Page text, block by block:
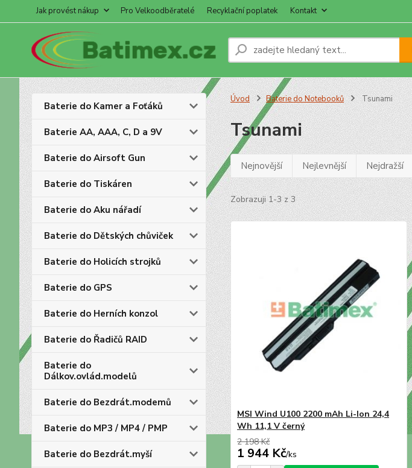
Jak provést nákup Pro Velkoodběratelé Recyklační poplatek Kontakt
Baterie do Kamer a Foťáků
Baterie AA, AAA, C, D a 9V
Baterie do Airsoft Gun
Baterie do Tiskáren
Baterie do Aku nářadí
Baterie do Dětských chůviček
Baterie do Holicích strojků
Baterie do GPS
Baterie do Herních konzol
Baterie do Řadičů RAID
Baterie do
Dálkov.ovlád.modelů
Baterie do Bezdrát.modemů
Baterie do MP3 / MP4 / PMP
Baterie do Bezdrát.myší
Úvod Baterie do Notebooků Tsunami
Tsunami
Nejnovější Nejlevnější Nejdražší
Zobrazuji 1-3 z 3
MSI Wind U100 2200 mAh Li-Ion 24,4
Wh 11,1 V černý
2 198 Kč
1 944 Kč/ks